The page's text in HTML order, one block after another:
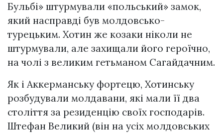
Бульбі» штурмували «польський» замок,
який насправді був молдовсько-
турецьким. Хотин же козаки ніколи не
штypмували, але захищали його героїчно,
на чолі з великим гетьманом Сагайдачним.
Як і Аккерманську фортецю, Хотинську
розбудували мoлдaвaни, які мали її два
століття за резиденцію своїх господарів.
Штефан Великий (він на усіх молдовських